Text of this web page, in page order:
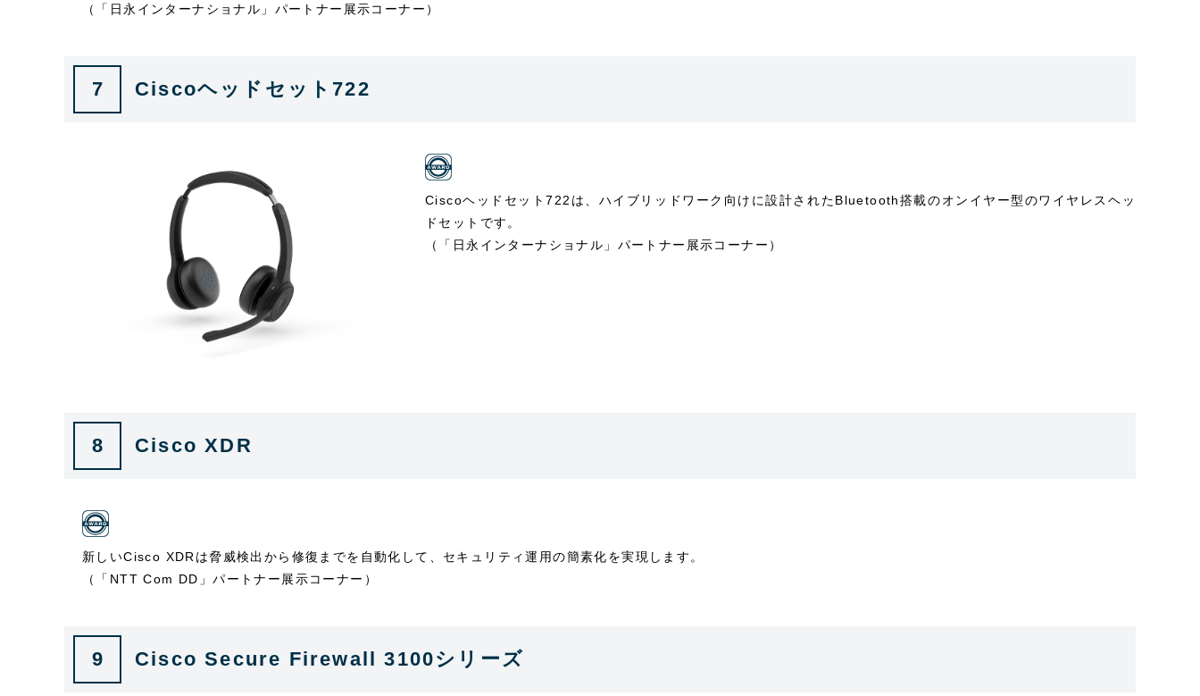
（「日永インターナショナル」パートナー展示コーナー）
7 Ciscoヘッドセット722
Ciscoヘッドセット722は、ハイブリッドワーク向けに設計されたBluetooth搭載のオンイヤー型のワイヤレスヘッ
ドセットです。
（「日永インターナショナル」パートナー展示コーナー）
8 Cisco XDR
新しいCisco XDRは脅威検出から修復までを自動化して、セキュリティ運用の簡素化を実現します。
（「NTT Com DD」パートナー展示コーナー）
9 Cisco Secure Firewall 3100シリーズ